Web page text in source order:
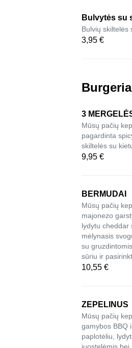
Bulvytės su
Bulvių skiltelės
3,95 €
3
Mūsų pačių
pagardinta
skiltelės su
9,95 €
BERMUDAI
Mūsų pačių
majonezo
lydytu cheddar
mėlynasis
su
sūriu ir
10,55 €
ZEPELINUS
Mūsų pačių
gamybos BBQ
paplotėliu,